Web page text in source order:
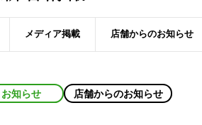
メディア掲載 店舗からのお知らせ
お知らせ 店舗からのお知らせ